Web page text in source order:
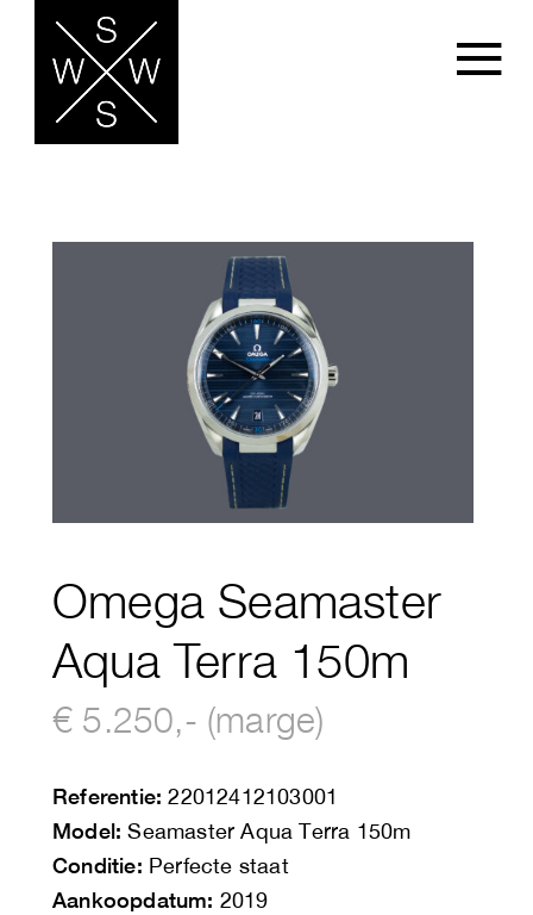
Omega Seamaster
Aqua Terra 150m
€ 5.250,- (marge)
Referentie: 22012412103001
Model: Seamaster Aqua Terra 150m
Conditie: Perfecte staat
Aankoopdatum: 2019